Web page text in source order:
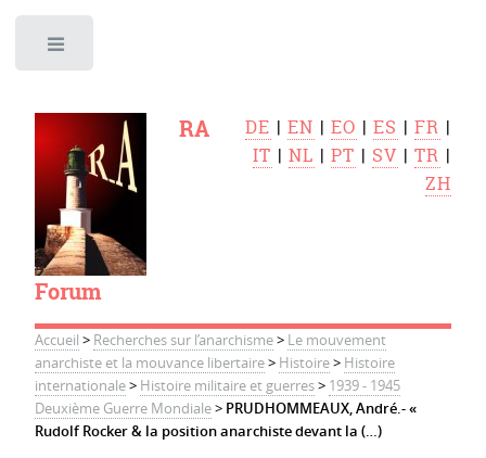
RA
Forum
DE |EN |EO |ES |FR |
IT |NL |PT | SV |TR |
ZH
Accueil > Recherches sur l’anarchisme> Le mouvement
anarchiste et la mouvance libertaire> Histoire> Histoire
internationale> Histoire militaire et guerres> 1939 - 1945
Deuxième Guerre Mondiale> PRUDHOMMEAUX, André.- «
Rudolf Rocker & la position anarchiste devant la (…)